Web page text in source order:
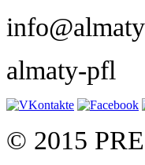
almaty-pfl
© 2015